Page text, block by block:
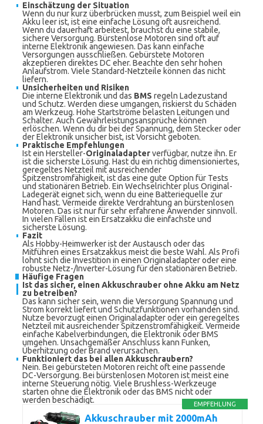
Einschätzung der Situation
Wenn du nur kurz überbrücken musst, zum Beispiel weil ein
Akku leer ist, ist eine einfache Lösung oft ausreichend.
Wenn du dauerhaft arbeitest, brauchst du eine stabile,
sichere Versorgung. Bürstenlose Motoren sind oft auf
interne Elektronik angewiesen. Das kann einfache
Versorgungen ausschließen. Gebürstete Motoren
akzeptieren direktes DC eher. Beachte den sehr hohen
Anlaufstrom. Viele Standard-Netzteile können das nicht
liefern.
Unsicherheiten und Risiken
Die interne Elektronik und das BMS regeln Ladezustand
und Schutz. Werden diese umgangen, riskierst du Schäden
am Werkzeug. Hohe Startströme belasten Leitungen und
Schalter. Auch Gewährleistungsansprüche können
erlöschen. Wenn du dir bei der Spannung, dem Stecker oder
der Elektronik unsicher bist, ist Vorsicht geboten.
Praktische Empfehlungen
Ist ein Hersteller-Originaladapterverfügbar, nutze ihn. Er
ist die sicherste Lösung. Hast du ein richtig dimensioniertes,
geregeltes Netzteil mit ausreichender
Spitzenstromfähigkeit, ist das eine gute Option für Tests
und stationären Betrieb. Ein Wechselrichter plus Original-
Ladegerät eignet sich, wenn du eine Batteriequelle zur
Hand hast. Vermeide direkte Verdrahtung an bürstenlosen
Motoren. Das ist nur für sehr erfahrene Anwender sinnvoll.
In vielen Fällen ist ein Ersatzakku die einfachste und
sicherste Lösung.
Fazit
Als Hobby-Heimwerker ist der Austausch oder das
Mitführen eines Ersatzakkus meist die beste Wahl. Als Profi
lohnt sich die Investition in einen Originaladapter oder eine
robuste Netz-/Inverter-Lösung für den stationären Betrieb.
Häufige Fragen
Ist das sicher, einen Akkuschrauber ohne Akku am Netz
zu betreiben?
Das kann sicher sein, wenn die Versorgung Spannung und
Strom korrekt liefert und Schutzfunktionen vorhanden sind.
Nutze bevorzugt einen Originaladapter oder ein geregeltes
Netzteil mit ausreichender Spitzenstromfähigkeit. Vermeide
einfache Kabelverbindungen, die Elektronik oder BMS
umgehen. Unsachgemäßer Anschluss kann Funken,
Überhitzung oder Brand verursachen.
Funktioniert das bei allen Akkuschraubern?
Nein. Bei gebürsteten Motoren reicht oft eine passende
DC-Versorgung. Bei bürstenlosen Motoren ist meist eine
interne Steuerung nötig. Viele Brushless-Werkzeuge
starten ohne die Elektronik oder das BMS nicht oder
werden beschädigt.
EMPFEHLUNG
Akkuschrauber mit 2000mAh